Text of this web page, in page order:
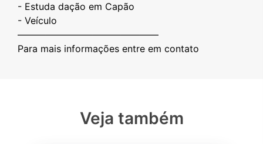
- Estuda dação em Capão
- ⁠Veículo
———————————————
Veja também